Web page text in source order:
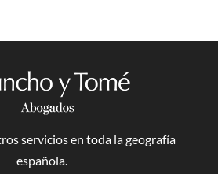
servicios en toda la geografía
española.